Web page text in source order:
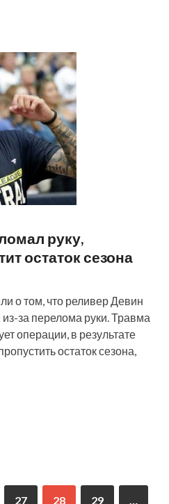
руку,
остаток сезона
о том, что реливер Девин
за перелома руки. Травма
операции, в результате
остаток сезона,
27 28 29